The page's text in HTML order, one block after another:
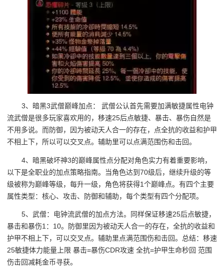
3、暗黑3武僧巅峰加点： 武僧公认首先需要加满敏捷属性电钟
流武僧是很多玩家喜欢用的，移速25后点敏捷、暴击、暴伤自然是
不用多说。而防御，因为被动天人合一的存在，点全抗的收益和护甲
不相上下，所以可以交叉点。辅助里可以点满范围伤和击回。
4、暗黑破坏神3的巅峰属性点分配对角色实力有着重要影响，
以下是全职业的加点策略指南。当角色达到70级后，继续升级的等
级被称为巅峰等级，每升一级，角色将获得1个巅峰点。有四个主要
属性类型：核心、攻击、防御和辅助，每个类型有四个分配项。
5、武僧：电钟流武僧的加点方法。同样保证移速25后点敏捷，
暴击和暴伤1：10。防御里因为被动天人合一的存在，全抗的收益和
护甲不相上下，可以交叉点。辅助里点满范围伤和击回。总结：移速
25敏捷体力能量上限 暴击=暴伤CDR攻速 全抗=护甲生命秒回 范围
伤击回减耗金币寻获。